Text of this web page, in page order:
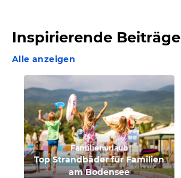
Inspirierende Beiträge
Alle anzeigen
Familienurlaub
Top Strandbäder für Familien
am Bodensee